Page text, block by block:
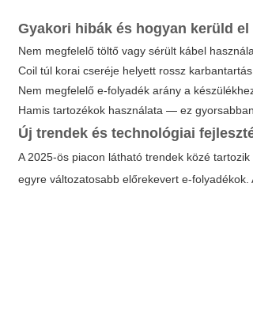
Gyakori hibák és hogyan kerüld el
Nem megfelelő töltő vagy sérült kábel
Coil túl korai cseréje helyett rossz
Nem megfelelő e-folyadék arány a
Hamis tartozékok használata — ez
Új trendek és technológiai
A 2025-ös piacon látható trendek közé
egyre változatosabb előrekevert e-